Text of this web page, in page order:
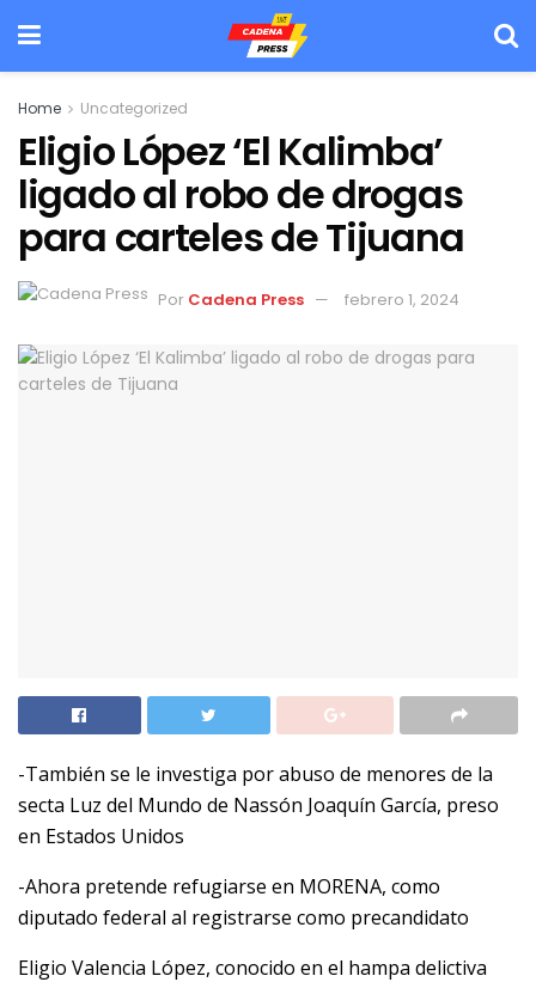
Home Uncategorized
Eligio López ‘El Kalimba’
ligado al robo de drogas
para carteles de Tijuana
Por Cadena Press febrero 1, 2024
-También se le investiga por abuso de menores de la
secta Luz del Mundo de Nassón Joaquín García, preso
en Estados Unidos
-Ahora pretende refugiarse en MORENA, como
diputado federal al registrarse como precandidato
Eligio Valencia López, conocido en el hampa delictiva